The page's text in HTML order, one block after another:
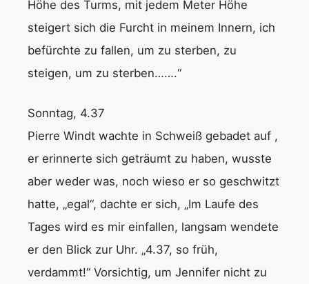
Höhe des Turms, mit jedem Meter Höhe
steigert sich die Furcht in meinem Innern, ich
befürchte zu fallen, um zu sterben, zu
steigen, um zu sterben…….“
Sonntag, 4.37
Pierre Windt wachte in Schweiß gebadet auf ,
er erinnerte sich geträumt zu haben, wusste
aber weder was, noch wieso er so geschwitzt
hatte, „egal“, dachte er sich, „Im Laufe des
Tages wird es mir einfallen, langsam wendete
er den Blick zur Uhr. „4.37, so früh,
verdammt!“ Vorsichtig, um Jennifer nicht zu